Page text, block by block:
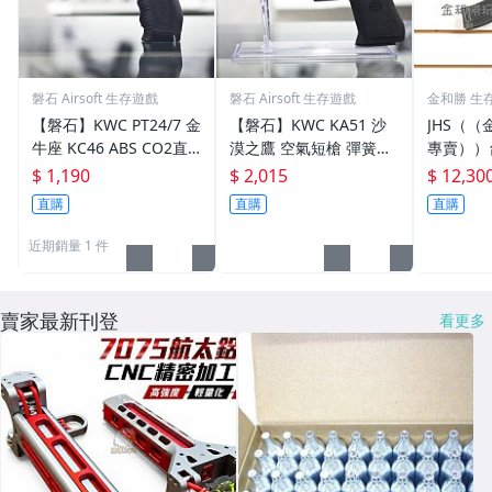
磐石 Airsoft 生存遊戲
【磐石】KWC PT24/7 金
牛座 KC46 ABS CO2直
壓槍-KWCKC46HN
$ 1,190
直購
近期銷量 1 件
磐石 Airsoft 生存遊戲
【磐石】KWC KA51 沙
漠之鷹 空氣短槍 彈簧壓
縮 ABS高比重 黑色- KW
CKA51
$ 2,015
直購
金和勝 生
JHS（（
專賣）
世代
$
直購
賣家最新刊登 看更多